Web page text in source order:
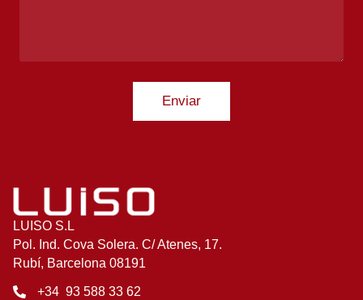
Enviar
LUISO S.L
Pol. Ind. Cova Solera. C/ Atenes, 17.
Rubí, Barcelona 08191
+34 93 588 33 62